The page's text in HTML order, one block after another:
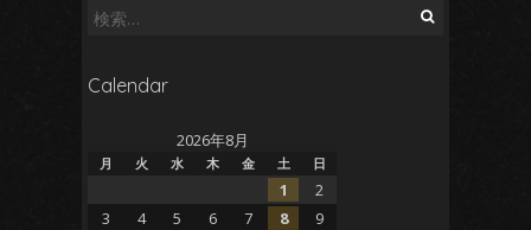
検
Calendar
2026年8月
月 火 水 木 金 土 日
1
2
3
4 5 6 7 8
9